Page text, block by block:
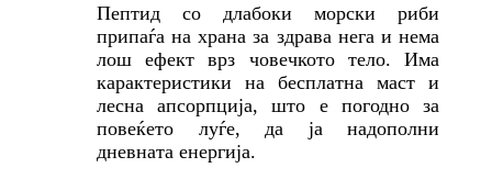
Пептид со длабоки морски риби
припаѓа на храна за здрава нега и нема
лош ефект врз човечкото тело. Има
карактеристики на бесплатна маст и
лесна апсорпција, што е погодно за
повеќето луѓе, да ја надополни
дневната енергија.